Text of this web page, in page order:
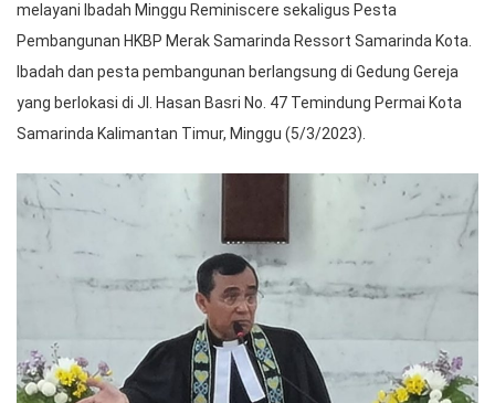
melayani Ibadah Minggu Reminiscere sekaligus Pesta
Pembangunan HKBP Merak Samarinda Ressort Samarinda Kota.
Ibadah dan pesta pembangunan berlangsung di Gedung Gereja
yang berlokasi di Jl. Hasan Basri No. 47 Temindung Permai Kota
Samarinda Kalimantan Timur, Minggu (5/3/2023).